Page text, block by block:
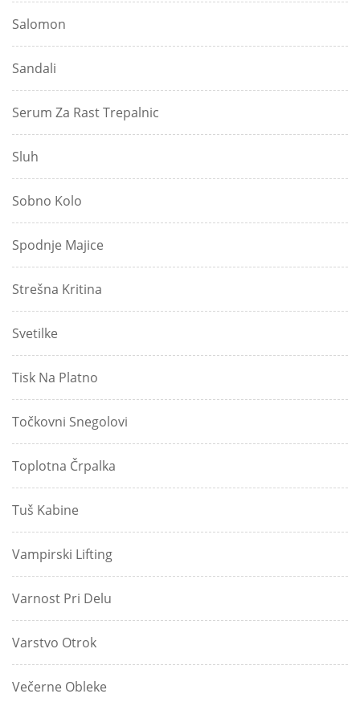
Salomon
Sandali
Serum Za Rast Trepalnic
Sluh
Sobno Kolo
Spodnje Majice
Strešna Kritina
Svetilke
Tisk Na Platno
Točkovni Snegolovi
Toplotna Črpalka
Tuš Kabine
Vampirski Lifting
Varnost Pri Delu
Varstvo Otrok
Večerne Obleke